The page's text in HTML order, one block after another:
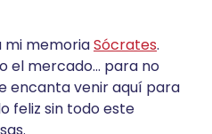
mi memoriaSócrates.
el mercado… para no
encanta venir aquí para
feliz sin todo este